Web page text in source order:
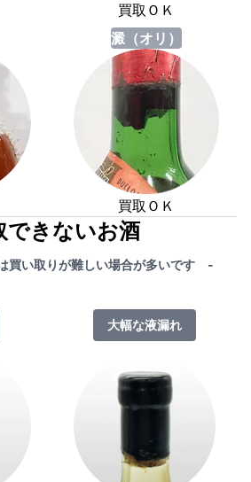
買取ＯＫ
澱（オリ）
買取ＯＫ
できないお酒
買い取りが難しい場合が多いです -
大幅な液漏れ